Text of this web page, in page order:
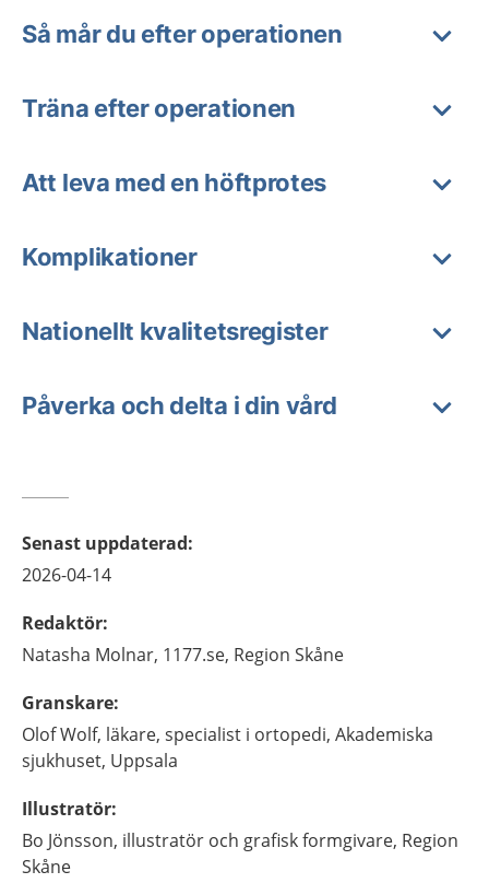
Så mår du efter operationen
Träna efter operationen
Att leva med en höftprotes
Komplikationer
Nationellt kvalitetsregister
Påverka och delta i din vård
Senast uppdaterad:
2026-04-14
Redaktör:
Natasha Molnar, 1177.se, Region Skåne
Granskare:
OlofWolf, läkare, specialist i ortopedi, Akademiska
sjukhuset, Uppsala
Illustratör:
Bo Jönsson, illustratör och grafisk formgivare, Region
Skåne